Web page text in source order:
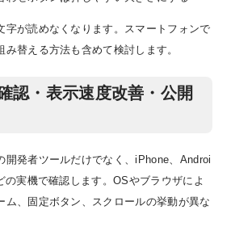
字が読めなくなります。スマートフォンで
替える方法も含めて検討します。
認・表示速度改善・公開
開発者ツールだけでなく、iPhone、Androi
の実機で確認します。OSやブラウザによ
ム、固定ボタン、スクロールの挙動が異な